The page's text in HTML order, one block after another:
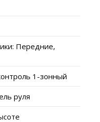
Передние,
1-зонный
руля